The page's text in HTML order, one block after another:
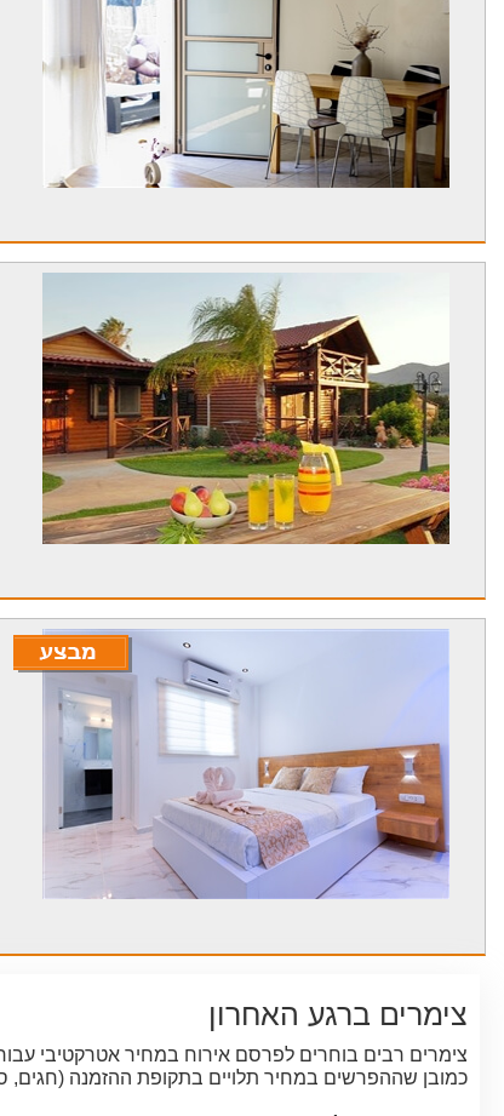
צימרים ברגע האחרון
צימרים רבים בוחרים לפרסם אירוח במחיר אטרקטיבי
כמובן שההפרשים במחיר תלויים בתקופת ההזמנה (חגים,